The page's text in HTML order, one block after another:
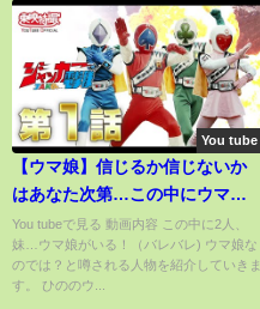
You tube
【ウマ娘】信じるか信じないか
はあなた次第…この中にウマ娘
がいます【都市伝説】
You tubeで見る 動画内容 この中に2人、
妹…ウマ娘がいる！（バレバレ) ウマ娘な
のでは？と噂される人物を紹介していきま
す。 ひののウ...